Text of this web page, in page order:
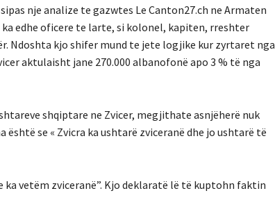
nje analize te gazwtes Le Canton27.ch ne Armaten
ka edhe oficere te larte, si kolonel, kapiten, rreshter
Ndoshta kjo shifer mund te jete logjike kur zyrtaret nga
aktulaisht jane 270.000 albanofonë apo 3 % të nga
shqiptare ne Zvicer, megjithate asnjëherë nuk
se « Zvicra ka ushtarë zviceranë dhe jo ushtarë të
vetëm zviceranë”. Kjo deklaratë lë të kuptohn faktin